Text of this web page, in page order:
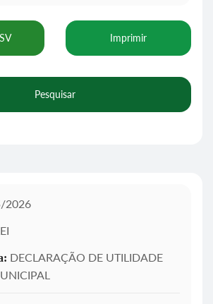
Imprimir
Pesquisar
2026
DECLARAÇÃO DE UTILIDADE